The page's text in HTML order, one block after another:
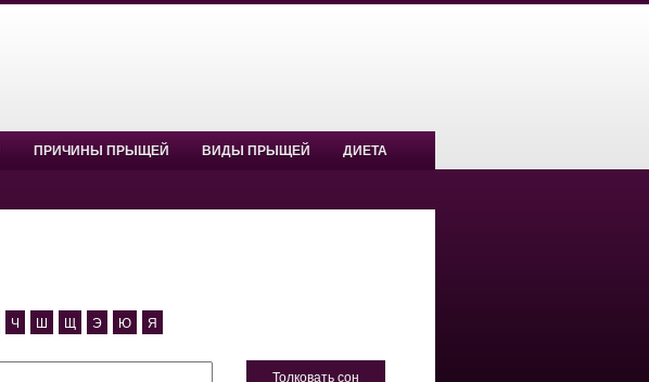
ПРИЧИНЫ ПРЫЩЕЙ ВИДЫ ПРЫЩЕЙ ДИЕТА
Ч Ш Щ Э Ю Я
Толковать сон